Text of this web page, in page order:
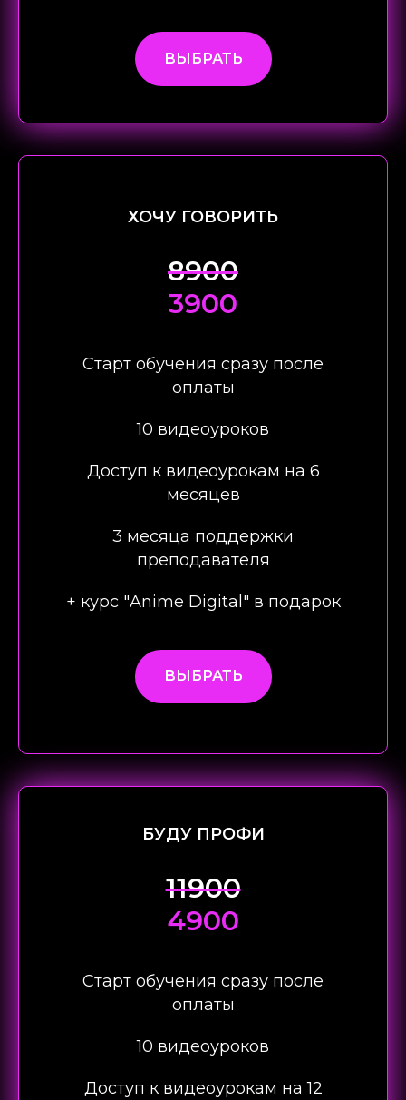
ВЫБРАТЬ
ХОЧУ ГОВОРИТЬ
8900
3900
Старт обучения сразу после
оплаты
10 видеоуроков
Доступ к видеоурокам на 6
месяцев
3 месяца поддержки
преподавателя
+ курс "Anime Digital" в подарок
ВЫБРАТЬ
БУДУ ПРОФИ
11900
4900
Старт обучения сразу после
оплаты
10 видеоуроков
Доступ к видеоурокам на 12